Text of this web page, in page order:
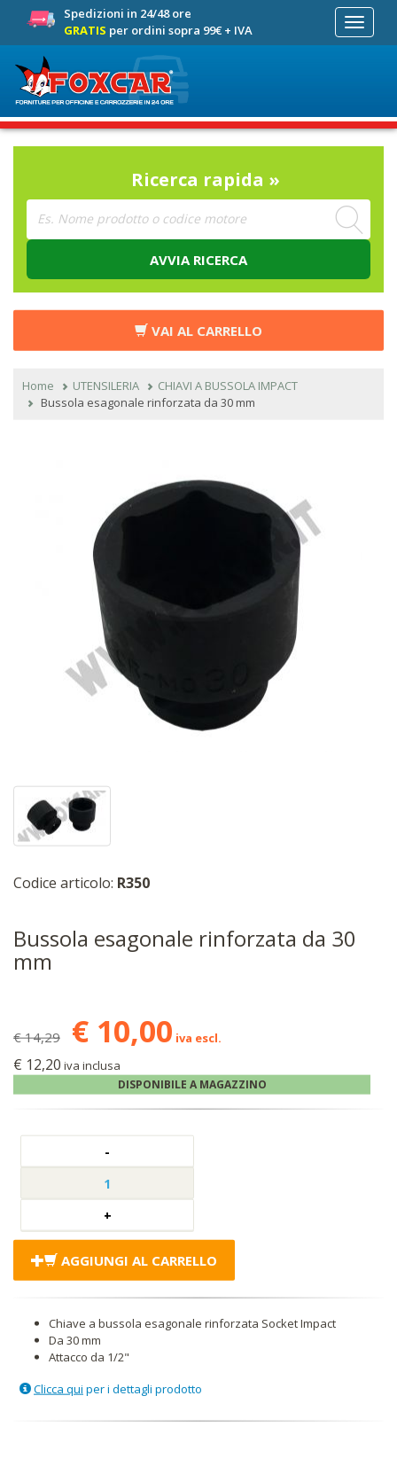
Spedizioni in 24/48 ore
GRATIS per ordini sopra 99€ + IVA
Toggle
Ricerca rapida »
AVVIA RICERCA
VAI AL CARRELLO
Home UTENSILERIA
CHIAVI A BUSSOLA IMPACT
Bussola esagonale rinforzata da 30 mm
Codice articolo: R350
Bussola esagonale rinforzata da 30
mm
€ 14,29 € 10,00 iva escl.
€ 12,20 iva inclusa
DISPONIBILE A MAGAZZINO
AGGIUNGI AL CARRELLO
Chiave a bussola esagonale rinforzata Socket Impact
Da 30 mm
Attacco da 1/2"
Clicca qui per i dettagli prodotto